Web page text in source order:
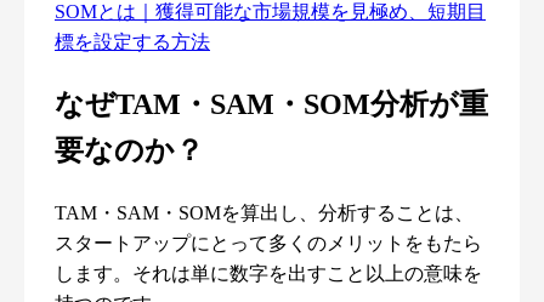
SOMとは｜獲得可能な市場規模を見極め、短期目
標を設定する方法
なぜTAM・SAM・SOM分析が重
要なのか？
TAM・SAM・SOMを算出し、分析することは、
スタートアップにとって多くのメリットをもたら
します。それは単に数字を出すこと以上の意味を